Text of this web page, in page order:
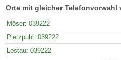
Orte mit gleicher Telefonvorwahl
Möser: 039222
Pietzpuhl : 039222
Lostau: 039222